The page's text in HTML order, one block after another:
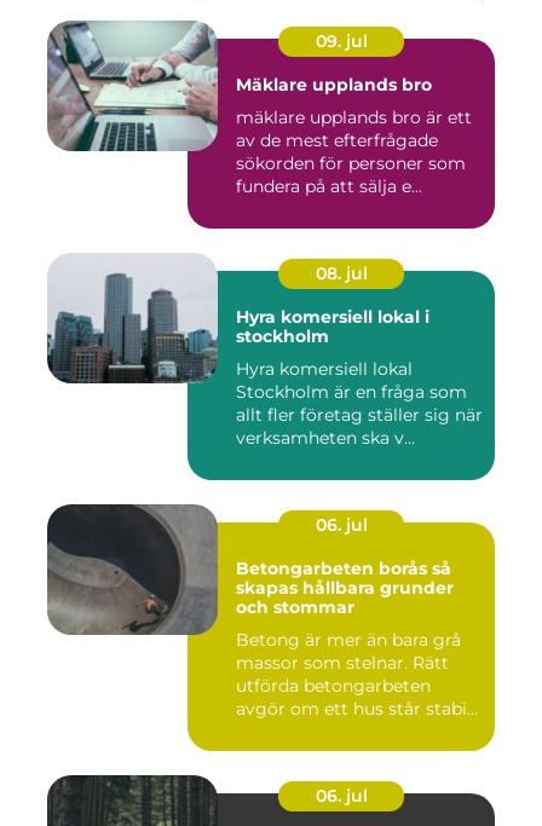
09. jul
Mäklare upplands bro
mäklare upplands bro är ett
av de mest efterfrågade
sökorden för personer som
fundera på att sälja e...
08. jul
Hyra komersiell lokal i
stockholm
Hyra komersiell lokal
Stockholm är en fråga som
allt fler företag ställer sig när
verksamheten ska v...
06. jul
Betongarbeten borås så
skapas hållbara grunder
och stommar
Betong är mer än bara grå
massor som stelnar. Rätt
utförda betongarbeten
avgör om ett hus står stabi...
06. jul